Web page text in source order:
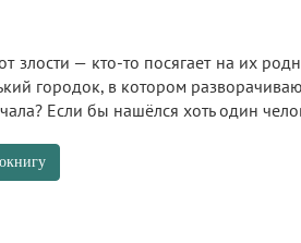
злости — кто-то посягает на их
городок, в котором
Если бы нашёлся хоть один